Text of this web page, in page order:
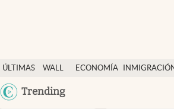
ÚLTIMAS
NOTICIAS
WALL
ECONOMÍA
Trending
Finanzas y economía
Wall Street y dólar